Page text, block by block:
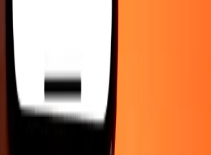
Θέσεις εργασίαςΑσφάλεια
Ειδοποίηση για cookiesΌροι και
Κέντρο βοήθειας